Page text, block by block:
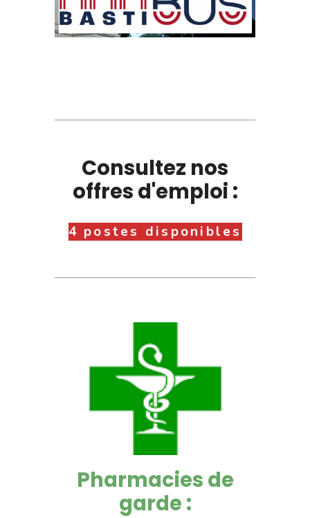
Consultez nos
offres d'emploi :
4 postes disponibles
Pharmacies de
garde :